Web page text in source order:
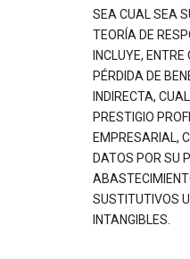
SEA CUAL SEA
TEORÍA DE
INCLUYE,
PÉRDIDA DE
INDIRECTA,
PRESTIGIO
EMPRESARIAL,
DATOS POR SU
SUSTITUTIVOS
INTANGIBLES.